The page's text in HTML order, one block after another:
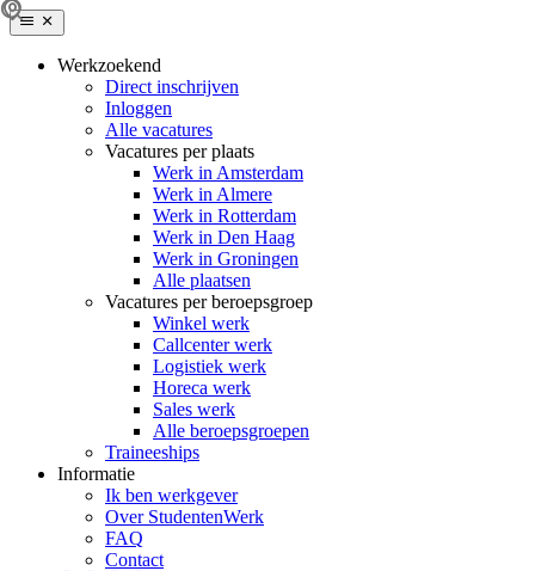
Werkzoekend
Direct inschrijven
Inloggen
Alle vacatures
Vacatures per plaats
Werk in Amsterdam
Werk in Almere
Werk in Rotterdam
Werk in Den Haag
Werk in Groningen
Alle plaatsen
Vacatures per beroepsgroep
Winkel werk
Callcenter werk
Logistiek werk
Horeca werk
Sales werk
Alle beroepsgroepen
Traineeships
Informatie
Ik ben werkgever
Over StudentenWerk
FAQ
Contact